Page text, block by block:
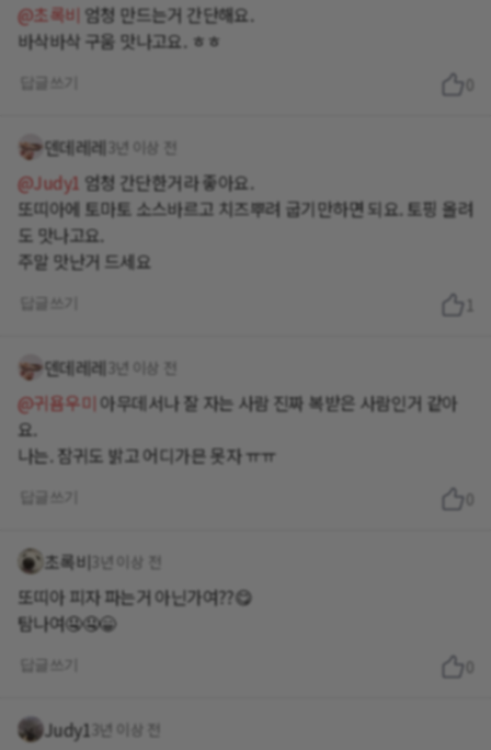
@초록비 엄청 만드는거 간단해요.
바삭바삭 구움 맛나고요. ㅎㅎ
덴데레레 3년 이상 전
@Judy1 엄청 간단한거라 좋아요.
또띠아에 토마토 소스바르고 치즈뿌려 굽기만하면 되요. 토핑 올려
도 맛나고요.
주말 맛난거 드세요
1
덴데레레 3년 이상 전
@귀욤우미 아무데서나 잘 자는 사람 진짜 복받은 사람인거 같아
요.
나는. 잠귀도 밝고 어디가믄 못자 ㅠㅠ
초록비 3년 이상 전
또띠아 피자 파는거 아닌가여??😋
탐나여🤤🤤😁
Judy1 3년 이상 전